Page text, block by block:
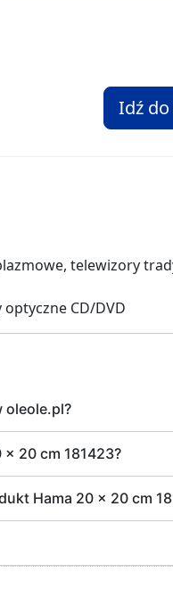
Idź
telewizory
CD/DVD
oleole.pl?
20 cm 181423?
Hama 20 x 20 cm